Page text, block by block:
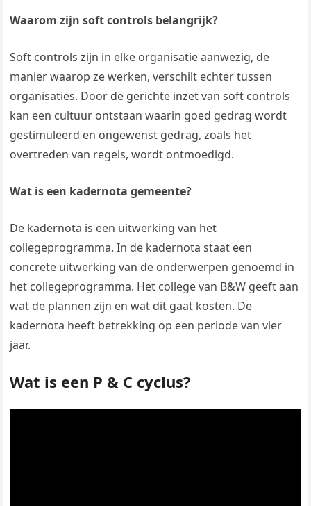
Waarom zijn soft controls belangrijk?
Soft controls zijn in elke organisatie aanwezig, de
manier waarop ze werken, verschilt echter tussen
organisaties. Door de gerichte inzet van soft controls
kan een cultuur ontstaan waarin goed gedrag wordt
gestimuleerd en ongewenst gedrag, zoals het
overtreden van regels, wordt ontmoedigd.
Wat is een kadernota gemeente?
De kadernota is een uitwerking van het
collegeprogramma. In de kadernota staat een
concrete uitwerking van de onderwerpen genoemd in
het collegeprogramma. Het college van B&W geeft aan
wat de plannen zijn en wat dit gaat kosten. De
kadernota heeft betrekking op een periode van vier
jaar.
Wat is een P & C cyclus?